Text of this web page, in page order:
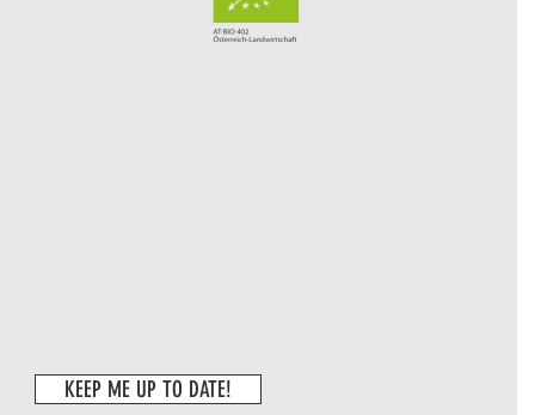
KEEP ME UP TO DATE!